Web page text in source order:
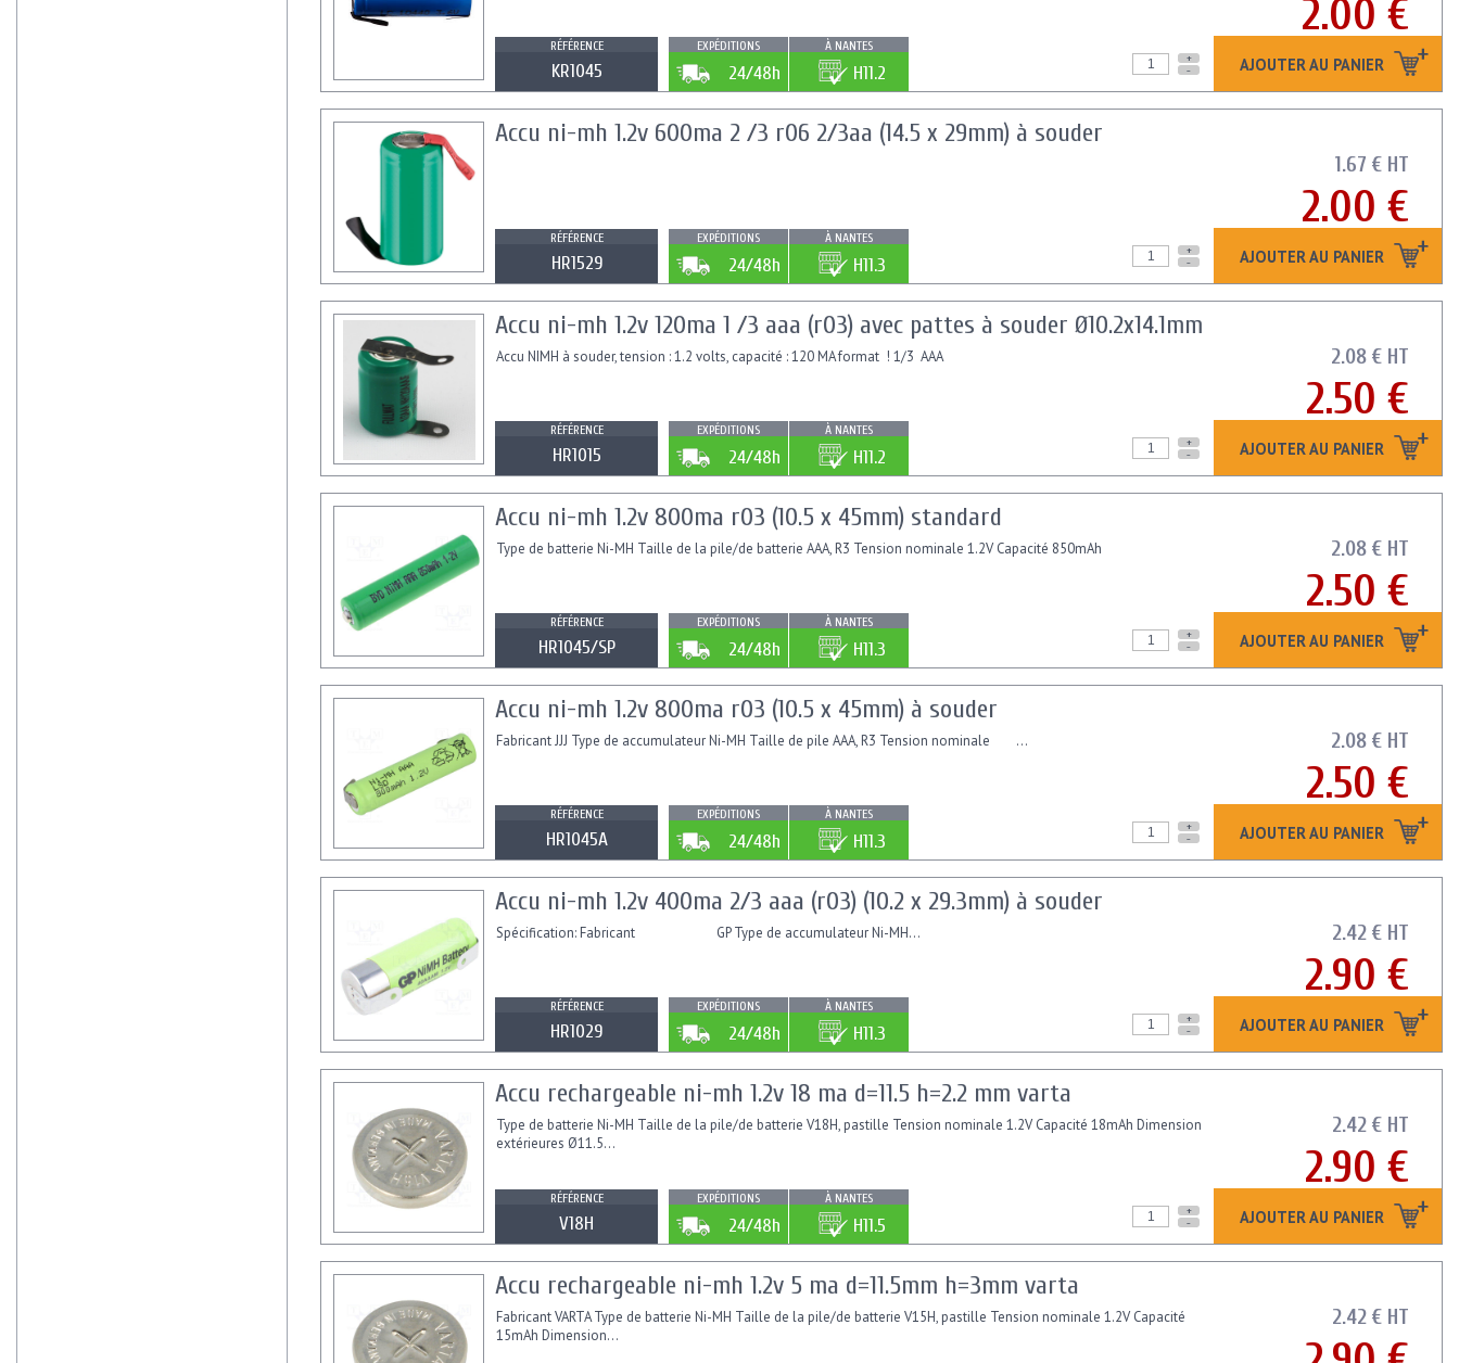
2.00 €
AJOUTER AU PANIER
RÉFÉRENCE
KR1045
EXPÉDITIONS
24/48h
À NANTES
H11.2
+
-
1.67 € HT
2.00 €
AJOUTER AU PANIER
Accu ni-mh 1.2v 600ma 2 /3 r06 2/3aa (14.5 x 29mm) à souder
RÉFÉRENCE
HR1529
EXPÉDITIONS
24/48h
À NANTES
H11.3
+
-
2.08 € HT
2.50 €
AJOUTER AU PANIER
Accu ni-mh 1.2v 120ma 1 /3 aaa (r03) avec pattes à souder Ø10.2x14.1mm
Accu NIMH à souder, tension : 1.2 volts, capacité : 120 MA format ! 1/3 AAA
RÉFÉRENCE
HR1015
EXPÉDITIONS
24/48h
À NANTES
H11.2
+
-
2.08 € HT
2.50 €
AJOUTER AU PANIER
Accu ni-mh 1.2v 800ma r03 (10.5 x 45mm) standard
Type de batterie Ni-MH Taille de la pile/de batterie AAA, R3 Tension nominale 1.2V Capacité 850mAh
RÉFÉRENCE
HR1045/SP
EXPÉDITIONS
24/48h
À NANTES
H11.3
+
-
2.08 € HT
2.50 €
AJOUTER AU PANIER
Accu ni-mh 1.2v 800ma r03 (10.5 x 45mm) à souder
Fabricant JJJ Type de accumulateur Ni-MH Taille de pile AAA, R3 Tension nominale ...
RÉFÉRENCE
HR1045A
EXPÉDITIONS
24/48h
À NANTES
H11.3
+
-
2.42 € HT
2.90 €
AJOUTER AU PANIER
Accu ni-mh 1.2v 400ma 2/3 aaa (r03) (10.2 x 29.3mm) à souder
Spécification: Fabricant GP Type de accumulateur Ni-MH...
RÉFÉRENCE
HR1029
EXPÉDITIONS
24/48h
À NANTES
H11.3
+
-
2.42 € HT
2.90 €
AJOUTER AU PANIER
Accu rechargeable ni-mh 1.2v 18 ma d=11.5 h=2.2 mm varta
Type de batterie Ni-MH Taille de la pile/de batterie V18H, pastille Tension nominale 1.2V Capacité 18mAh Dimension
extérieures Ø11.5...
RÉFÉRENCE
V18H
EXPÉDITIONS
24/48h
À NANTES
H11.5
+
-
2.42 € HT
Accu rechargeable ni-mh 1.2v 5 ma d=11.5mm h=3mm varta
Fabricant VARTA Type de batterie Ni-MH Taille de la pile/de batterie V15H, pastille Tension nominale 1.2V Capacité
15mAh Dimension...